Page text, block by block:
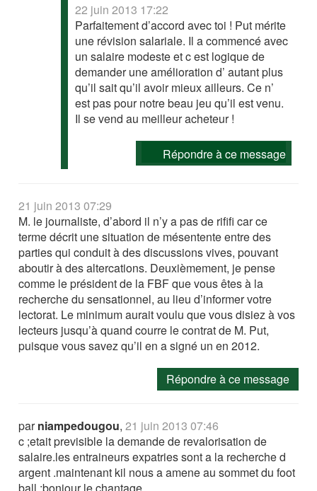
22 juin 2013 17:22
Parfaitement d’accord avec toi ! Put mérite
une révision salariale. Il a commencé avec
un salaire modeste et c est logique de
demander une amélioration d’ autant plus
qu’il sait qu’il avoir mieux ailleurs. Ce n’
est pas pour notre beau jeu qu’il est venu.
Il se vend au meilleur acheteur !
Répondre à ce message
21 juin 2013 07:29
M. le journaliste, d’abord il n’y a pas de rififi car ce
terme décrit une situation de mésentente entre des
parties qui conduit à des discussions vives, pouvant
aboutir à des altercations. Deuxièmement, je pense
comme le président de la FBF que vous êtes à la
recherche du sensationnel, au lieu d’informer votre
lectorat. Le minimum aurait voulu que vous disiez à vos
lecteurs jusqu’à quand courre le contrat de M. Put,
puisque vous savez qu’il en a signé un en 2012.
Répondre à ce message
parniampedougou,21 juin 2013 07:46
c ;etait previsible la demande de revalorisation de
salaire.les entraineurs expatries sont a la recherche d
argent .maintenant kil nous a amene au sommet du foot
ball ;bonjour le chantage